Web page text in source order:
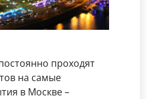
проходят
на самые
в Москве –